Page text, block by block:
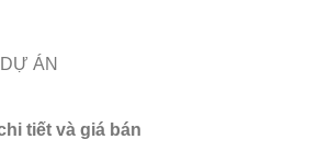
ÁN
tiết và giá bán